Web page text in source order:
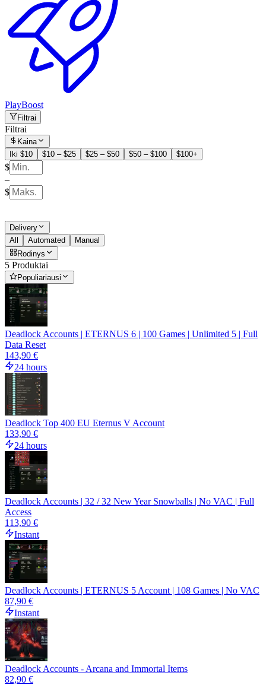
PlayBoost
Filtrai
Filtrai
Kaina
Iki $10
$10 – $25 $25 – $50 $50 – $100 $100+
$
–
$
Delivery
All
Automated
Manual
Rodinys
5 Produktai
Populiariausi
Deadlock Accounts | ETERNUS 6 | 100 Games | Unlimited 5 | Full
Data Reset
143,90 €
24 hours
Deadlock Top 400 EU Eternus V Account
133,90 €
24 hours
Deadlock Accounts | 32 / 32 New Year Snowballs | No VAC | Full
Access
113,90 €
Instant
Deadlock Accounts | ETERNUS 5 Account | 108 Games | No VAC
87,90 €
Instant
Deadlock Accounts - Arcana and Immortal Items
82,90 €